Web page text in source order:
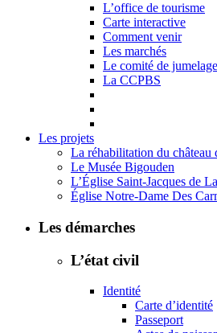
L’office de tourisme
Carte interactive
Comment venir
Les marchés
Le comité de jumelage
La CCPBS
Les projets
La réhabilitation du château
Le Musée Bigouden
L’Église Saint-Jacques de
Église Notre-Dame Des
Les démarches
L’état civil
Identité
Carte d’identité
Passeport